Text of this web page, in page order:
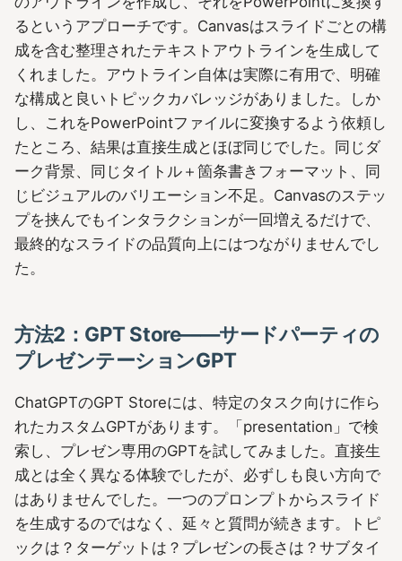
るというアプローチです。Canvasはスライドごとの構
成を含む整理されたテキストアウトラインを生成して
くれました。アウトライン自体は実際に有用で、明確
な構成と良いトピックカバレッジがありました。しか
し、これをPowerPointファイルに変換するよう依頼し
たところ、結果は直接生成とほぼ同じでした。同じダ
ーク背景、同じタイトル＋箇条書きフォーマット、同
じビジュアルのバリエーション不足。Canvasのステッ
プを挟んでもインタラクションが一回増えるだけで、
最終的なスライドの品質向上にはつながりませんでし
た。
方法2：GPT Store――サードパーティの
プレゼンテーションGPT
ChatGPTのGPT Storeには、特定のタスク向けに作ら
れたカスタムGPTがあります。「presentation」で検
索し、プレゼン専用のGPTを試してみました。直接生
成とは全く異なる体験でしたが、必ずしも良い方向で
はありませんでした。一つのプロンプトからスライド
を生成するのではなく、延々と質問が続きます。トピ
ックは？ターゲットは？プレゼンの長さは？サブタイ